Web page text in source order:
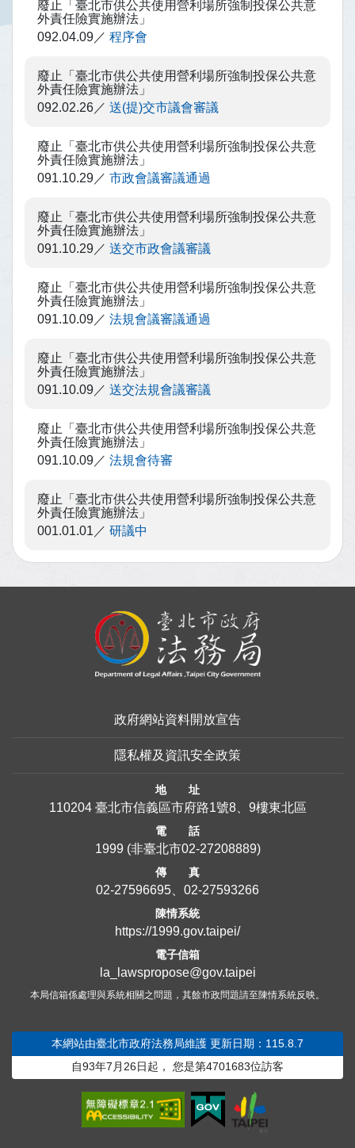
廢止「臺北市供公共使用營利場所強制投保公共意
外責任險實施辦法」
092.04.09
程序會
廢止「臺北市供公共使用營利場所強制投保公共意
外責任險實施辦法」
092.02.26
送(提)交市議會審議
廢止「臺北市供公共使用營利場所強制投保公共意
外責任險實施辦法」
091.10.29
市政會議審議通過
廢止「臺北市供公共使用營利場所強制投保公共意
外責任險實施辦法」
091.10.29
送交市政會議審議
廢止「臺北市供公共使用營利場所強制投保公共意
外責任險實施辦法」
091.10.09
法規會議審議通過
廢止「臺北市供公共使用營利場所強制投保公共意
外責任險實施辦法」
091.10.09
送交法規會議審議
廢止「臺北市供公共使用營利場所強制投保公共意
外責任險實施辦法」
091.10.09
法規會待審
廢止「臺北市供公共使用營利場所強制投保公共意
外責任險實施辦法」
001.01.01
研議中
政府網站資料開放宣告
隱私權及資訊安全政策
地 址
110204 臺北市信義區市府路1號8、9樓東北區
電 話
1999 (非臺北市02-27208889)
傳 真
02-27596695、02-27593266
陳情系統
https://1999.gov.taipei/
電子信箱
la_lawspropose@gov.taipei
本局信箱係處理與系統相關之問題，其餘市政問題請至陳情系統反映。
本網站由臺北市政府法務局維護 更新日期：115.8.7
自93年7月26日起， 您是第4701683位訪客